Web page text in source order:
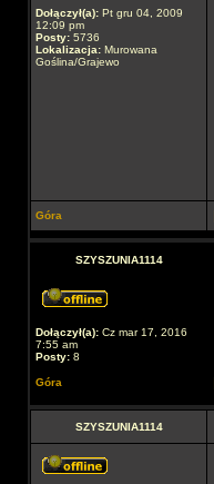
Dołączył(a): Pt gru 04, 2009
12:09 pm
Posty: 5736
Lokalizacja: Murowana
Goślina/Grajewo
Góra
SZYSZUNIA1114
Dołączył(a): Cz mar 17, 2016
7:55 am
Posty: 8
Góra
SZYSZUNIA1114